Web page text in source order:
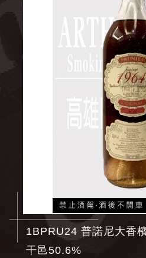
1BPRU24 普諾尼大香
干邑50.6%